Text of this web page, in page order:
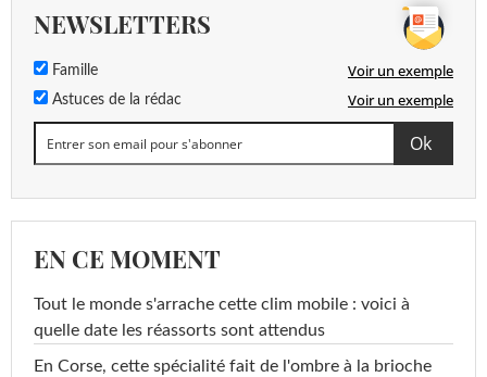
NEWSLETTERS
Famille Voir un exemple
Astuces de la rédac Voir un exemple
EN CE MOMENT
Tout le monde s'arrache cette clim mobile : voici à
quelle date les réassorts sont attendus
En Corse, cette spécialité fait de l'ombre à la brioche